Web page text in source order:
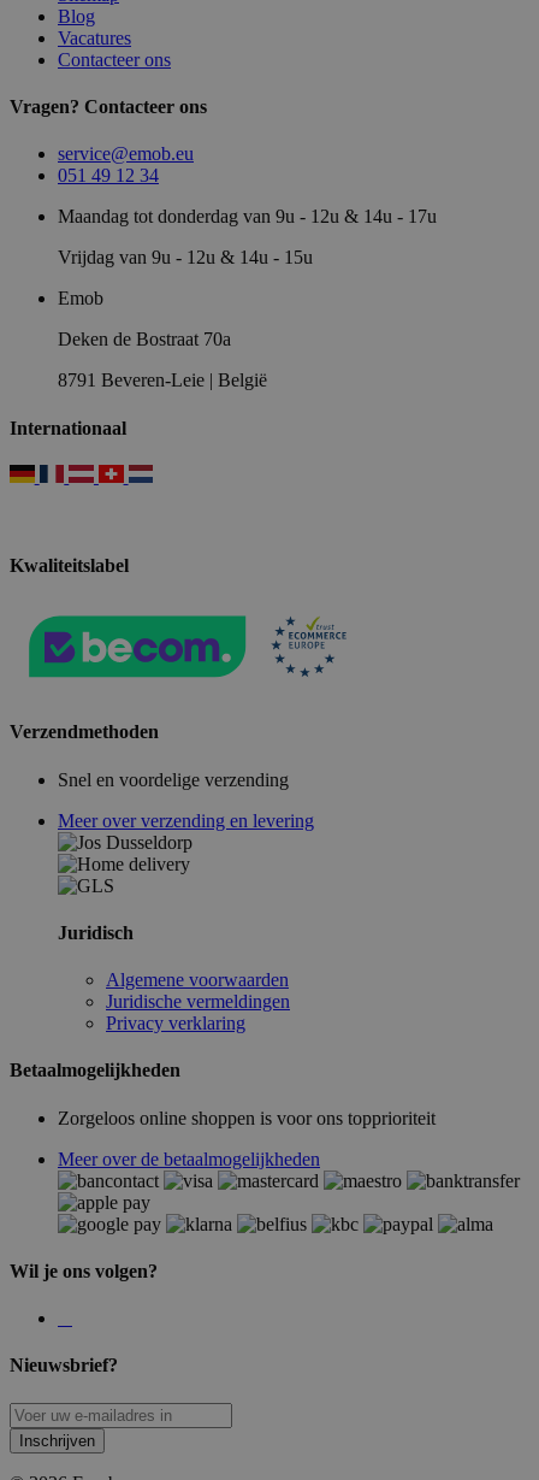
Blog
Vacatures
Contacteer ons
Vragen? Contacteer ons
service@emob.eu
051 49 12 34
Maandag tot donderdag van 9u - 12u & 14u - 17u
Vrijdag van 9u - 12u & 14u - 15u
Emob
Deken de Bostraat 70a
8791 Beveren-Leie | België
Internationaal
Kwaliteitslabel
Verzendmethoden
Snel en voordelige verzending
Meer over verzending en levering
Juridisch
Algemene voorwaarden
Juridische vermeldingen
Privacy verklaring
Betaalmogelijkheden
Zorgeloos online shoppen is voor ons topprioriteit
Meer over de betaalmogelijkheden
Wil je ons volgen?
Nieuwsbrief?
Inschrijven